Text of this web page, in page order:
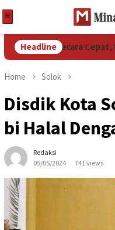
Headline
secara Cepat,
Home Solok
Disdik Kota
bi Halal
Redaksi
05/05/2024
741 views